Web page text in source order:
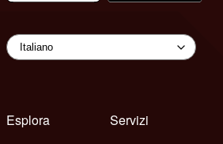
Esplora
Servizi